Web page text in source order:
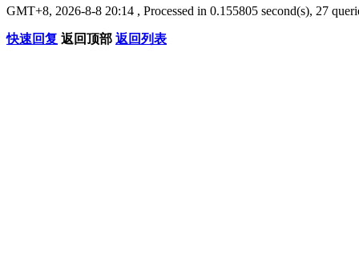
GMT+8, 2026-8-8 20:14 , Processed in 0.155805 second(s), 27
快速回复 返回顶部 返回列表